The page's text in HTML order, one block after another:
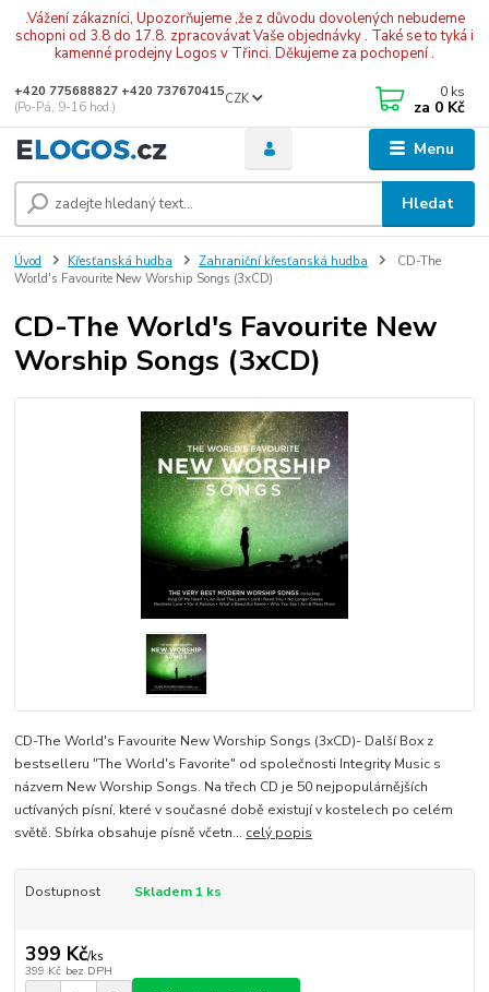
.Vážení zákazníci, Upozorňujeme ,že z důvodu dovolených nebudeme
schopni od 3.8 do 17.8. zpracovávat Vaše objednávky . Také se to tyká i
kamenné prodejny Logos v Třinci. Děkujeme za pochopení .
Menu
CZK
Hledat
+420 775688827 +420 737670415
(Po-Pá, 9-16 hod.)
0 ks
za 0 Kč
Úvod Křesťanská hudba Zahraniční křesťanská hudba
CD-The
World's Favourite New Worship Songs (3xCD)
CD-The World's Favourite New
Worship Songs (3xCD)
CD-The World's Favourite New Worship Songs (3xCD)- Další Box z
bestselleru "The World's Favorite" od společnosti Integrity Music s
názvem New Worship Songs. Na třech CD je 50 nejpopulárnějších
uctívaných písní, které v současné době existují v kostelech po celém
světě. Sbírka obsahuje písně včetn... celý popis
Dostupnost Skladem 1 ks
399 Kč/ks
399 Kč bez DPH